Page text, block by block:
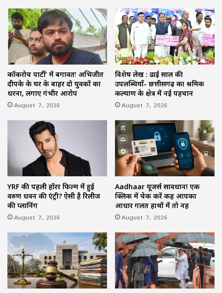
कॉकरोच पार्टी’ में बगावतः अभिजीत
दीपके के घर के बाहर दो युवकों का
धरना, लगाए गंभीर आरोप
August 7, 2026
विशेष लेख : ढाई साल की
उपलब्धियाँ- छत्तीसगढ़ का श्रमिक
कल्याण के क्षेत्र में नई पहचान
August 7, 2026
YRF की पहली हॉरर फिल्म में हुई
वरुण धवन की एंट्री? ऐसी है रिलीज
की प्लानिंग
August 7, 2026
Aadhaar यूजर्स सावधान! एक
क्लिक में चेक करें कहीं आपका
आधार गलत हाथों में तो नहीं
August 7, 2026